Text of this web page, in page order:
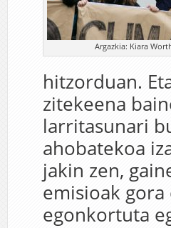
Argazkia: Kiara
hitzorduan.
zitekeena
larritasunari
ahobatekoa
jakin zen,
emisioak
egonkortuta